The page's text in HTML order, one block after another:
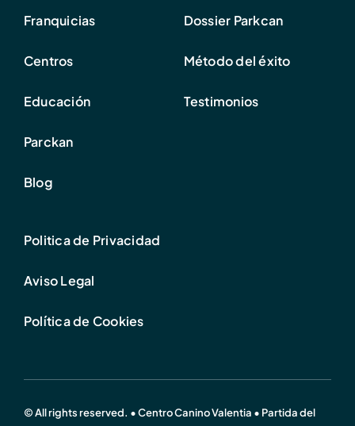
Franquicias
Centros
Educación
Parckan
Blog
Dossier Parkcan
Método del éxito
Testimonios
Politica de Privacidad
Aviso Legal
Política de Cookies
© All rights reserved. • Centro Canino Valentia • Partida del